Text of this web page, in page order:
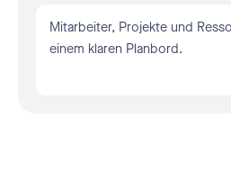
Mitarbeiter, Projekte und
einem klaren Planbord.